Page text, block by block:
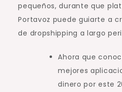
pequeños, durante que
Portavoz puede guiarte a
de dropshipping a largo
Ahora que
mejores
dinero por este